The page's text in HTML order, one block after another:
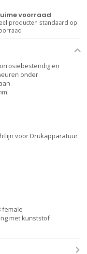
voorraad
producten standaard op
en
onder
voor Drukapparatuur
female
met kunststof